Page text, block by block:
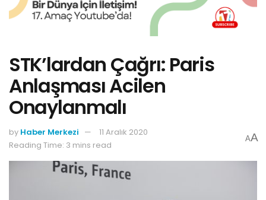
STK’lardan Çağrı: Paris
Anlaşması Acilen
Onaylanmalı
by Haber Merkezi
11 Aralık 2020
Reading Time: 3 mins read
AA